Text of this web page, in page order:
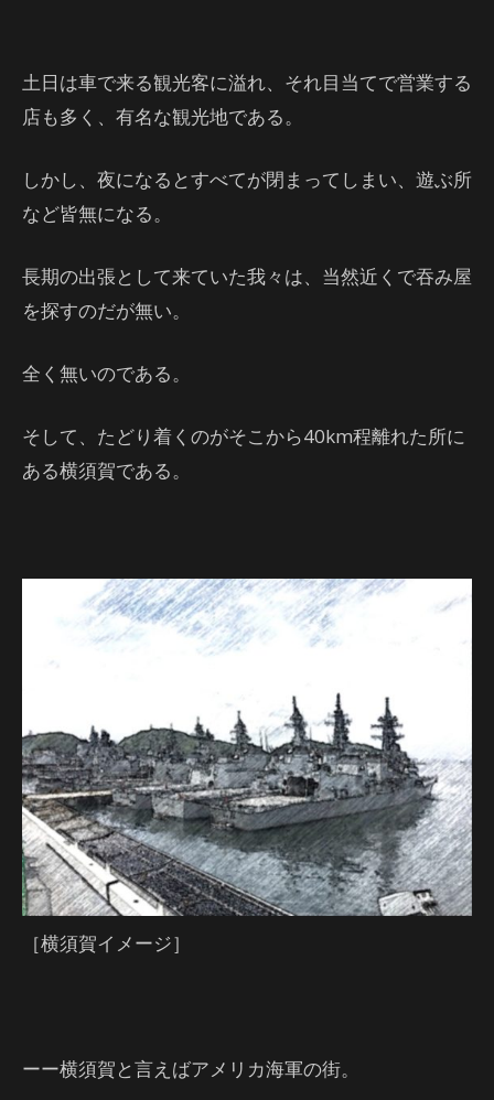
土日は車で来る観光客に溢れ、それ目当てで営業する
店も多く、有名な観光地である。
しかし、夜になるとすべてが閉まってしまい、遊ぶ所
など皆無になる。
長期の出張として来ていた我々は、当然近くで吞み屋
を探すのだが無い。
全く無いのである。
そして、たどり着くのがそこから40km程離れた所に
ある横須賀である。
［横須賀イメージ］
ーー横須賀と言えばアメリカ海軍の街。